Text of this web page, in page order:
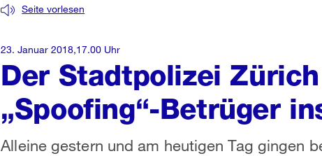
Der Stadtpolizei
„Spoofing“-Betrüger
Seite vorlesen
Alleine gestern und am heutigen Tag gingen
23. Januar 2018,17.00 Uhr